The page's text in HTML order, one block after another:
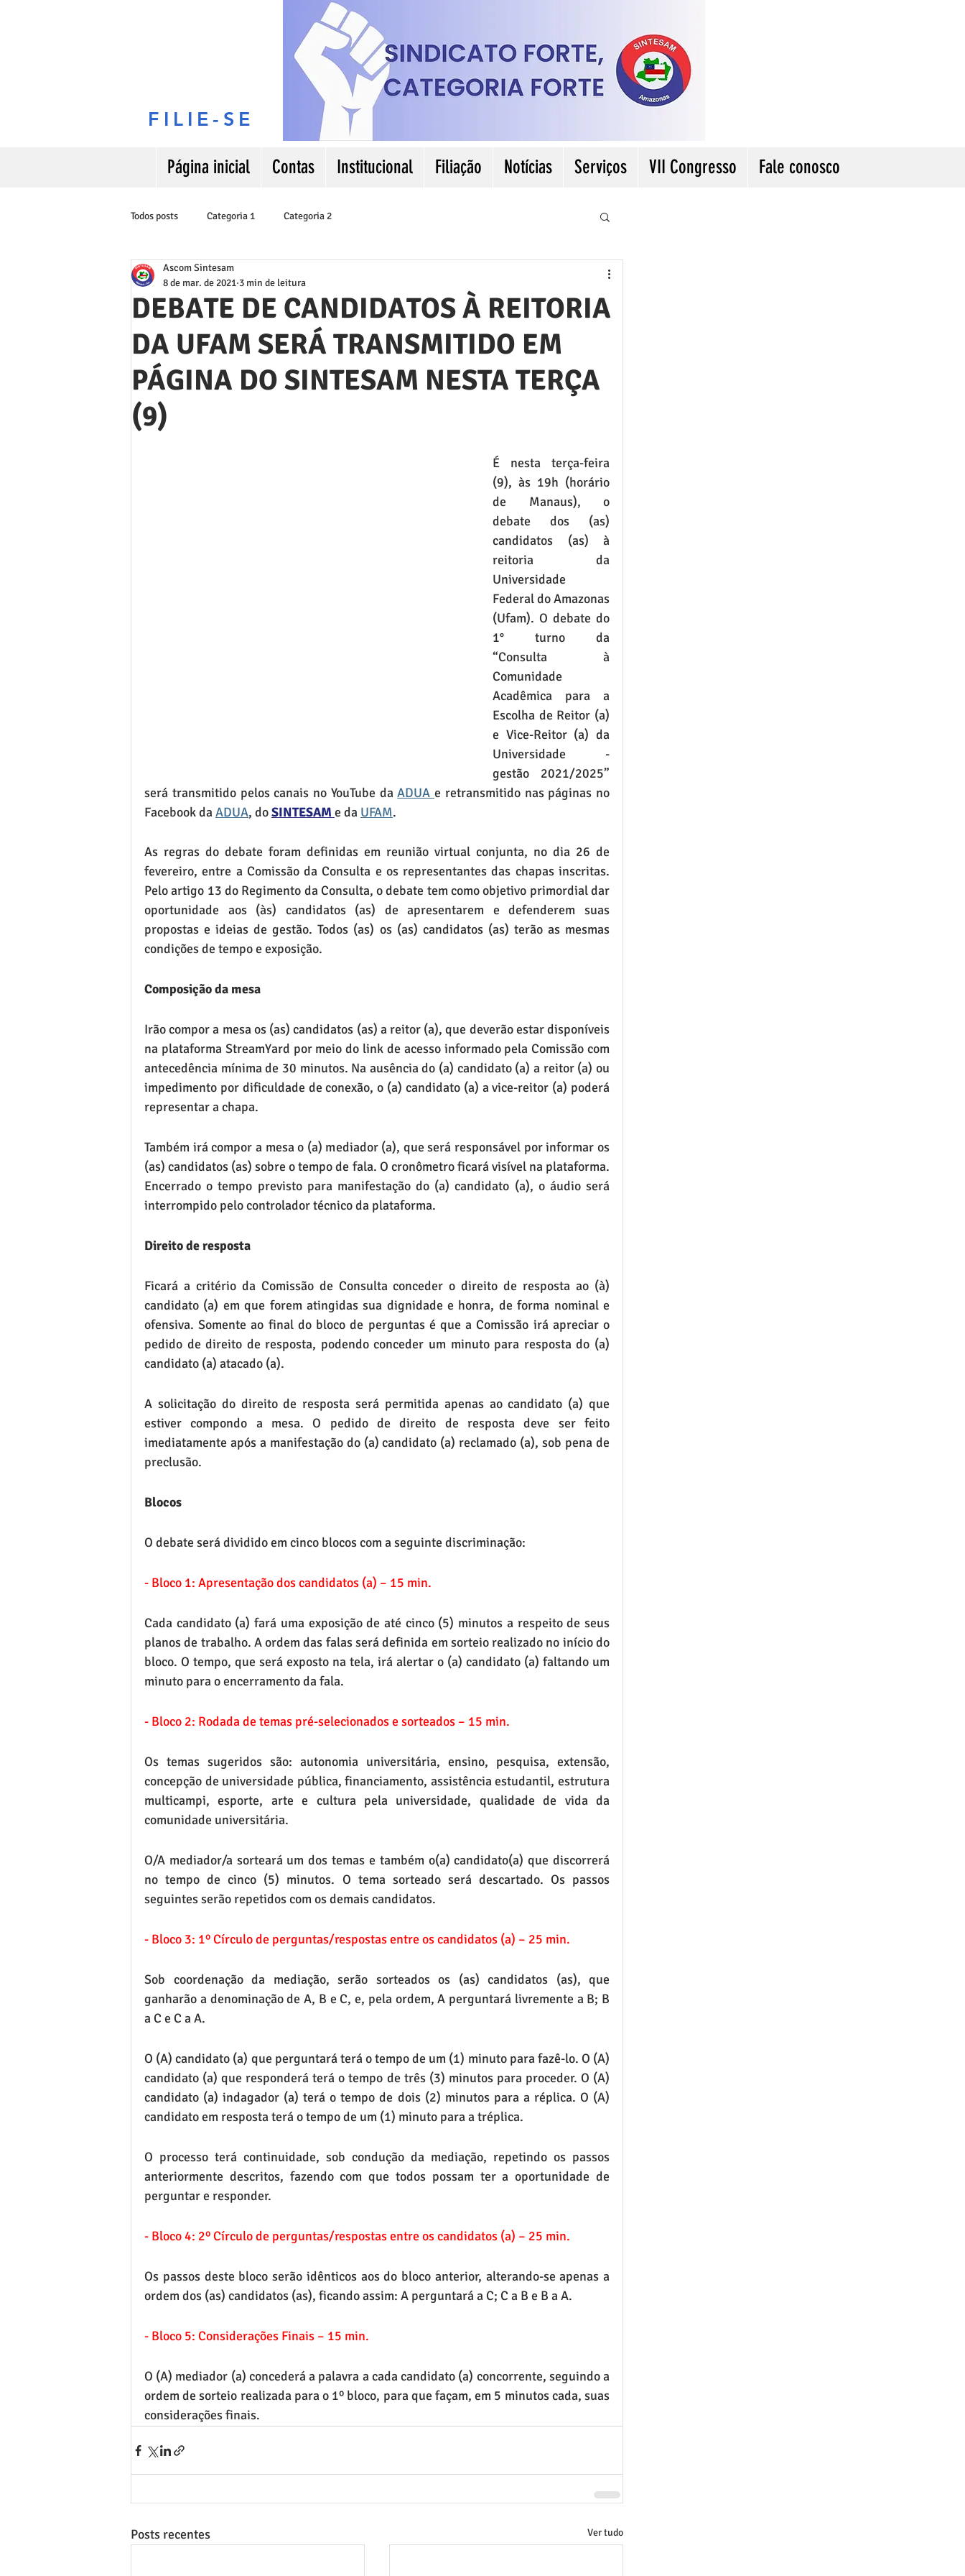
FILIE-SE
Página inicial Contas Institucional Filiação Notícias Serviços VII Congresso Fale conosco
Todos posts Categoria 1 Categoria 2
DEBATE DE CANDIDATOS À REITORIA
DA UFAM SERÁ TRANSMITIDO EM
PÁGINA DO SINTESAM NESTA TERÇA
(9)
Ascom Sintesam
8 de mar. de 2021 3 min de leitura
É nesta terça-feira
(9), às 19h (horário
de Manaus), o
debate dos (as)
candidatos (as) à
reitoria da
Universidade
Federal do Amazonas
(Ufam). O debate do
1° turno da
“Consulta à
Comunidade
Acadêmica para a
Escolha de Reitor (a)
e Vice-Reitor (a) da
Universidade -
gestão 2021/2025”
será transmitido pelos canais no YouTube da ADUA e retransmitido nas páginas no
Facebook da ADUA, do SINTESAM e da UFAM.
As regras do debate foram definidas em reunião virtual conjunta, no dia 26 de
fevereiro, entre a Comissão da Consulta e os representantes das chapas inscritas.
Pelo artigo 13 do Regimento da Consulta, o debate tem como objetivo primordial dar
oportunidade aos (às) candidatos (as) de apresentarem e defenderem suas
propostas e ideias de gestão. Todos (as) os (as) candidatos (as) terão as mesmas
condições de tempo e exposição.
Composição da mesa
Irão compor a mesa os (as) candidatos (as) a reitor (a), que deverão estar disponíveis
na plataforma StreamYard por meio do link de acesso informado pela Comissão com
antecedência mínima de 30 minutos. Na ausência do (a) candidato (a) a reitor (a) ou
impedimento por dificuldade de conexão, o (a) candidato (a) a vice-reitor (a) poderá
representar a chapa.
Também irá compor a mesa o (a) mediador (a), que será responsável por informar os
(as) candidatos (as) sobre o tempo de fala. O cronômetro ficará visível na plataforma.
Encerrado o tempo previsto para manifestação do (a) candidato (a), o áudio será
interrompido pelo controlador técnico da plataforma.
Direito de resposta
Ficará a critério da Comissão de Consulta conceder o direito de resposta ao (à)
candidato (a) em que forem atingidas sua dignidade e honra, de forma nominal e
ofensiva. Somente ao final do bloco de perguntas é que a Comissão irá apreciar o
pedido de direito de resposta, podendo conceder um minuto para resposta do (a)
candidato (a) atacado (a).
A solicitação do direito de resposta será permitida apenas ao candidato (a) que
estiver compondo a mesa. O pedido de direito de resposta deve ser feito
imediatamente após a manifestação do (a) candidato (a) reclamado (a), sob pena de
preclusão.
Blocos
O debate será dividido em cinco blocos com a seguinte discriminação:
- Bloco 1: Apresentação dos candidatos (a) – 15 min.
Cada candidato (a) fará uma exposição de até cinco (5) minutos a respeito de seus
planos de trabalho. A ordem das falas será definida em sorteio realizado no início do
bloco. O tempo, que será exposto na tela, irá alertar o (a) candidato (a) faltando um
minuto para o encerramento da fala.
- Bloco 2: Rodada de temas pré-selecionados e sorteados – 15 min.
Os temas sugeridos são: autonomia universitária, ensino, pesquisa, extensão,
concepção de universidade pública, financiamento, assistência estudantil, estrutura
multicampi, esporte, arte e cultura pela universidade, qualidade de vida da
comunidade universitária.
O/A mediador/a sorteará um dos temas e também o(a) candidato(a) que discorrerá
no tempo de cinco (5) minutos. O tema sorteado será descartado. Os passos
seguintes serão repetidos com os demais candidatos.
- Bloco 3: 1º Círculo de perguntas/respostas entre os candidatos (a) – 25 min.
Sob coordenação da mediação, serão sorteados os (as) candidatos (as), que
ganharão a denominação de A, B e C, e, pela ordem, A perguntará livremente a B; B
a C e C a A.
O (A) candidato (a) que perguntará terá o tempo de um (1) minuto para fazê-lo. O (A)
candidato (a) que responderá terá o tempo de três (3) minutos para proceder. O (A)
candidato (a) indagador (a) terá o tempo de dois (2) minutos para a réplica. O (A)
candidato em resposta terá o tempo de um (1) minuto para a tréplica.
O processo terá continuidade, sob condução da mediação, repetindo os passos
anteriormente descritos, fazendo com que todos possam ter a oportunidade de
perguntar e responder.
- Bloco 4: 2º Círculo de perguntas/respostas entre os candidatos (a) – 25 min.
Os passos deste bloco serão idênticos aos do bloco anterior, alterando-se apenas a
ordem dos (as) candidatos (as), ficando assim: A perguntará a C; C a B e B a A.
- Bloco 5: Considerações Finais – 15 min.
O (A) mediador (a) concederá a palavra a cada candidato (a) concorrente, seguindo a
ordem de sorteio realizada para o 1º bloco, para que façam, em 5 minutos cada, suas
considerações finais.
Posts recentes Ver tudo